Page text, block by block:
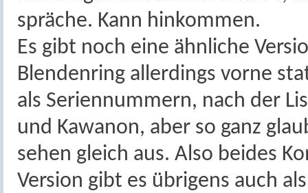
spräche. Kann hinkommen.
Es gibt noch eine ähnliche
Blendenring allerdings vorne
als Seriennummern, nach der
und Kawanon, aber so ganz
sehen gleich aus. Also beides
Version gibt es übrigens auch